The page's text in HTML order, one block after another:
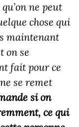
ne peut
chose qui
maintenant
on se
fait pour ce
se remet
si on
ce qui